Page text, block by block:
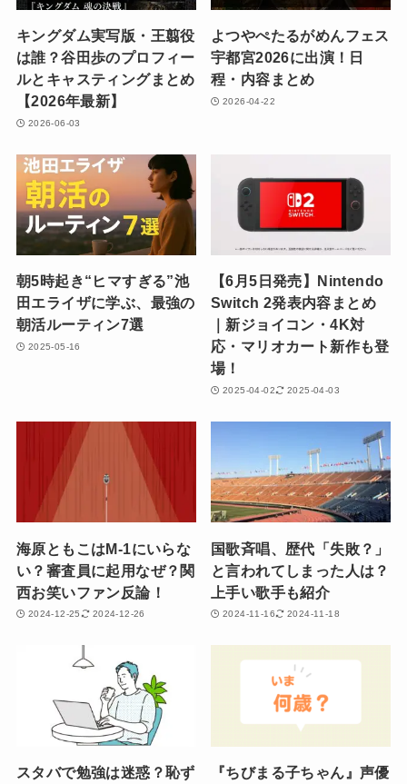
キングダム実写版・王翦役
は誰？谷田歩のプロフィー
ルとキャスティングまとめ
【2026年最新】
2026-06-03
よつやぺたるがめんフェス
宇都宮2026に出演！日
程・内容まとめ
2026-04-22
朝5時起き“ヒマすぎる”池
田エライザに学ぶ、最強の
朝活ルーティン7選
2025-05-16
【6月5日発売】Nintendo
Switch 2発表内容まとめ
｜新ジョイコン・4K対
応・マリオカート新作も登
場！
2025-04-02 2025-04-03
海原ともこはM-1にいらな
い？審査員に起用なぜ？関
西お笑いファン反論！
2024-12-25 2024-12-26
国歌斉唱、歴代「失敗？」
と言われてしまった人は？
上手い歌手も紹介
2024-11-16 2024-11-18
スタバで勉強は迷惑？恥ず 『ちびまる子ちゃん』声優